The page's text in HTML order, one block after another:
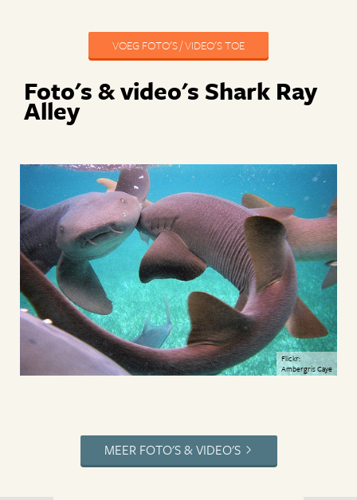
VOEG FOTO'S / VIDEO'S TOE
Foto's & video's Shark Ray
Alley
Flickr:
Ambergris Caye
MEER FOTO'S & VIDEO'S